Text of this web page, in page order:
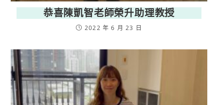
恭喜陳凱智老師榮升助理教授
2022 年 6 月 23 日